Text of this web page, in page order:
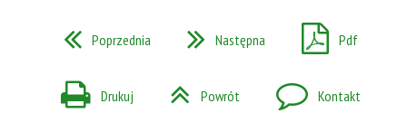
Poprzednia Następna Pdf
Drukuj Powrót Kontakt